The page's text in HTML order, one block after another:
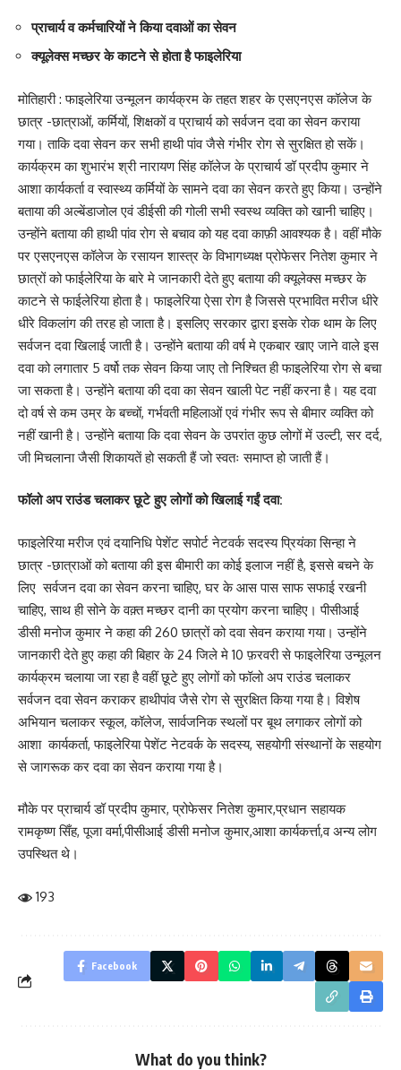
प्राचार्य व कर्मचारियों ने किया दवाओं का सेवन
क्यूलेक्स मच्छर के काटने से होता है फाइलेरिया
मोतिहारी : फाइलेरिया उन्मूलन कार्यक्रम के तहत शहर के एसएनएस कॉलेज के
छात्र -छात्राओं, कर्मियों, शिक्षकों व प्राचार्य को सर्वजन दवा का सेवन कराया
गया। ताकि दवा सेवन कर सभी हाथी पांव जैसे गंभीर रोग से सुरक्षित हो सकें।
कार्यक्रम का शुभारंभ श्री नारायण सिंह कॉलेज के प्राचार्य डॉ प्रदीप कुमार ने
आशा कार्यकर्ता व स्वास्थ्य कर्मियों के सामने दवा का सेवन करते हुए किया। उन्होंने
बताया की अल्बेंडाजोल एवं डीईसी की गोली सभी स्वस्थ व्यक्ति को खानी चाहिए।
उन्होंने बताया की हाथी पांव रोग से बचाव को यह दवा काफ़ी आवश्यक है। वहीं मौके
पर एसएनएस कॉलेज के रसायन शास्त्र के विभागध्यक्ष प्रोफेसर नितेश कुमार ने
छात्रों को फाईलेरिया के बारे मे जानकारी देते हुए बताया की क्यूलेक्स मच्छर के
काटने से फाईलेरिया होता है। फाइलेरिया ऐसा रोग है जिससे प्रभावित मरीज धीरे
धीरे विकलांग की तरह हो जाता है। इसलिए सरकार द्वारा इसके रोक थाम के लिए
सर्वजन दवा खिलाई जाती है। उन्होंने बताया की वर्ष मे एकबार खाए जाने वाले इस
दवा को लगातार 5 वर्षो तक सेवन किया जाए तो निश्चित ही फाइलेरिया रोग से बचा
जा सकता है। उन्होंने बताया की दवा का सेवन खाली पेट नहीं करना है। यह दवा
दो वर्ष से कम उम्र के बच्चों, गर्भवती महिलाओं एवं गंभीर रूप से बीमार व्यक्ति को
नहीं खानी है। उन्होंने बताया कि दवा सेवन के उपरांत कुछ लोगों में उल्टी, सर दर्द,
जी मिचलाना जैसी शिकायतें हो सकती हैं जो स्वतः समाप्त हो जाती हैं।
फॉलो अप राउंड चलाकर छूटे हुए लोगों को खिलाई गईं दवा:
फाइलेरिया मरीज एवं दयानिधि पेशेंट सपोर्ट नेटवर्क सदस्य प्रियंका सिन्हा ने
छात्र -छात्राओं को बताया की इस बीमारी का कोई इलाज नहीं है, इससे बचने के
लिए सर्वजन दवा का सेवन करना चाहिए, घर के आस पास साफ सफाई रखनी
चाहिए, साथ ही सोने के वक़्त मच्छर दानी का प्रयोग करना चाहिए। पीसीआई
डीसी मनोज कुमार ने कहा की 260 छात्रों को दवा सेवन कराया गया। उन्होंने
जानकारी देते हुए कहा की बिहार के 24 जिले मे 10 फ़रवरी से फाइलेरिया उन्मूलन
कार्यक्रम चलाया जा रहा है वहीं छूटे हुए लोगों को फॉलो अप राउंड चलाकर
सर्वजन दवा सेवन कराकर हाथीपांव जैसे रोग से सुरक्षित किया गया है। विशेष
अभियान चलाकर स्कूल, कॉलेज, सार्वजनिक स्थलों पर बूथ लगाकर लोगों को
आशा कार्यकर्ता, फाइलेरिया पेशेंट नेटवर्क के सदस्य, सहयोगी संस्थानों के सहयोग
से जागरूक कर दवा का सेवन कराया गया है।
मौके पर प्राचार्य डॉ प्रदीप कुमार, प्रोफेसर नितेश कुमार,प्रधान सहायक
रामकृष्ण सिँह, पूजा वर्मा,पीसीआई डीसी मनोज कुमार,आशा कार्यकर्त्ता,व अन्य लोग
उपस्थित थे।
193
Facebook
What do you think?